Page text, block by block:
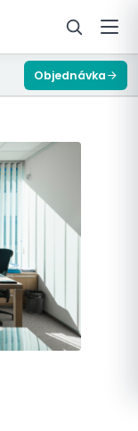
Objednávka